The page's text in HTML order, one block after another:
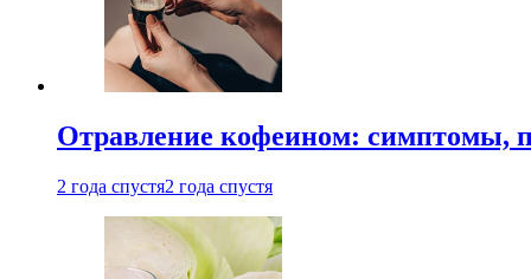
Отравление кофеином: симптомы,
2 года спустя2 года спустя